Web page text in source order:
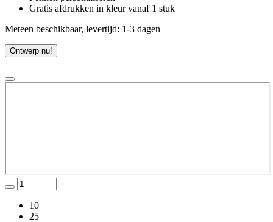
Gratis afdrukken in kleur vanaf 1 stuk
Meteen beschikbaar, levertijd: 1-3 dagen
Ontwerp nu!
10
25